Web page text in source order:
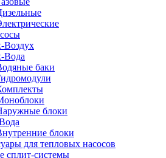
Воздух
Вода
баки
блоки
блоки
для тепловых насосов
сплит-системы